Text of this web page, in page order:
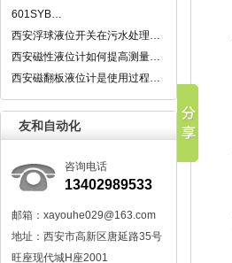
601SYB…
西安浮球液位开关在污水处理…
西安磁性液位计如何提高测量…
西安磁翻板液位计是使用过程…
友和自动化
咨询电话
13402989533
邮箱：xayouhe029@163.com
地址：西安市高新区唐延路35号
旺座现代城H座2001